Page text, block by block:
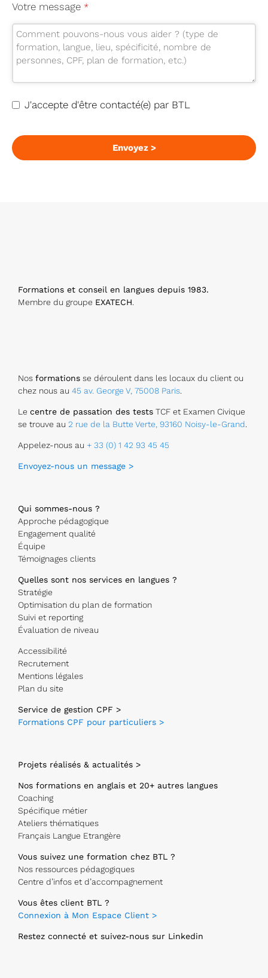
*
Votre message *
J'accepte d'être contacté(e) par BTL
Envoyez >
Formations et conseil en langues depuis 1983.
Membre du groupe EXATECH.
Nos formations se déroulent dans les locaux du client ou
chez nous au 45 av. George V, 75008 Paris.
Le centre de passation des tests TCF et Examen Civique
se trouve au 2 rue de la Butte Verte, 93160 Noisy-le-Grand.
Appelez-nous au + 33 (0) 1 42 93 45 45
Envoyez-nous un message >
Qui sommes-nous ?
Approche pédagogique
Engagement qualité
Équipe
Témoignages clients
Quelles sont nos services en langues ?
Stratégie
Optimisation du plan de formation
Suivi et reporting
Évaluation de niveau
Accessibilité
Recrutement
Mentions légales
Plan du site
Service de gestion CPF >
Formations CPF pour particuliers >
Projets réalisés & actualités >
Nos formations en anglais et 20+ autres langues
Coaching
Spécifique métier
Ateliers thématiques
Français Langue Etrangère
Vous suivez une formation chez BTL ?
Nos ressources pédagogiques
Centre d’infos et d’accompagnement
Vous êtes client BTL ?
Connexion à Mon Espace Client >
Restez connecté et suivez-nous sur Linkedin